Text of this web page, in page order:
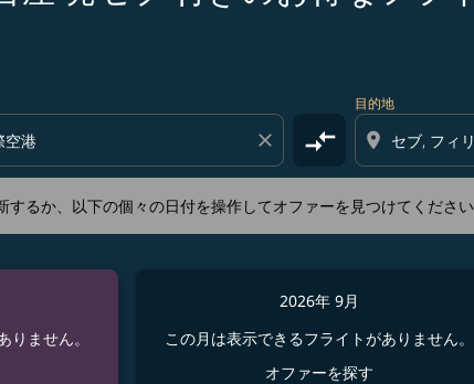
close compare_arrows
目的地
location_on
るか、以下の個々の日付を操作してオファーを見つけてください
りません。
2026年 9月
この月は表示できるフライトがありません。
オファーを探す